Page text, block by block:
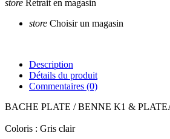
store Retrait en magasin
store Choisir un magasin
Description
Détails du produit
Commentaires (0)
BACHE PLATE / BENNE K1 &
Coloris : Gris clair